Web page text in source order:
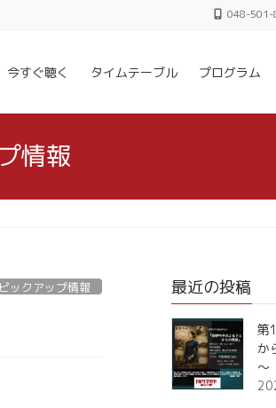
048-501-
今すぐ聴く タイムテーブル プログラム
情報
ックアップ情報 最近の投稿
第
か
～